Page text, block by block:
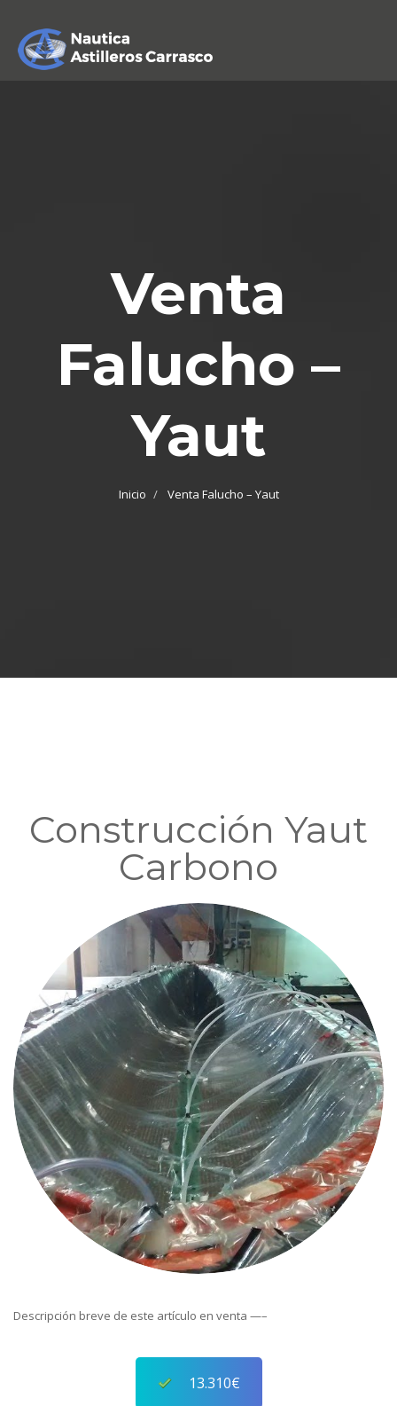
Venta
Falucho –
Yaut
Inicio Venta Falucho – Yaut
Construcción Yaut
Carbono
Descripción breve de este artículo en venta —–
13.310€